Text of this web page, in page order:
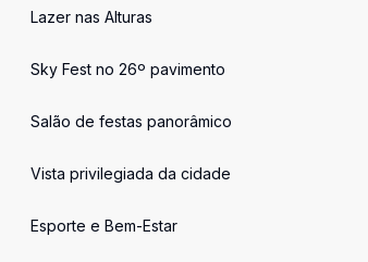
Lazer nas Alturas
Sky Fest no 26º pavimento
Salão de festas panorâmico
Vista privilegiada da cidade
Esporte e Bem-Estar